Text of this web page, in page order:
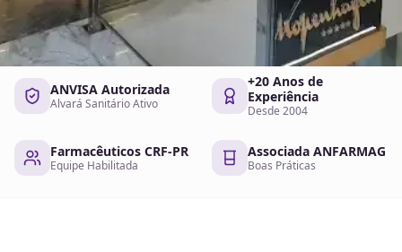
ANVISA Autorizada
Alvará Sanitário Ativo
+20 Anos de
Experiência
Desde 2004
Farmacêuticos CRF-PR
Equipe Habilitada
Associada ANFARMAG
Boas Práticas